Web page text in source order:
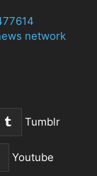
network
Tumblr
Youtube